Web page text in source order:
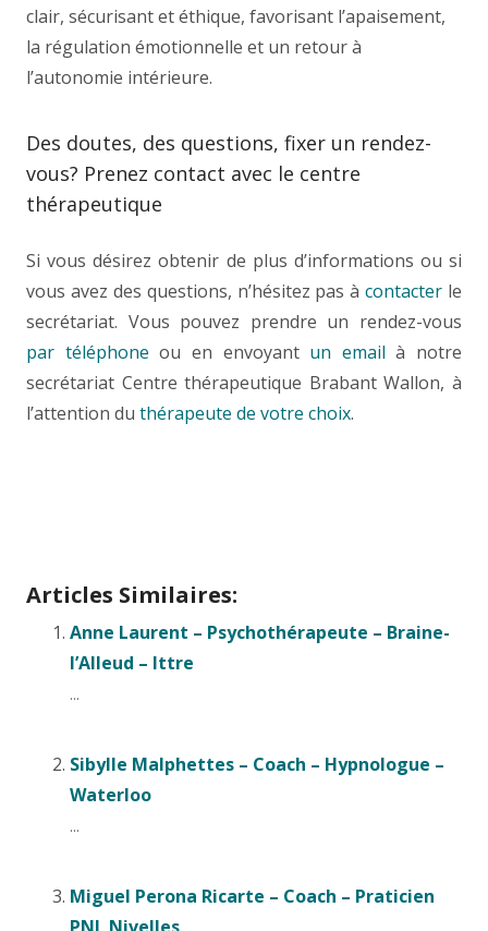
clair, sécurisant et éthique, favorisant l’apaisement,
la régulation émotionnelle et un retour à
l’autonomie intérieure.
Des doutes, des questions, fixer un rendez-
vous? Prenez contact avec le centre
thérapeutique
Si vous désirez obtenir de plus d’informations ou si
vous avez des questions, n’hésitez pas àcontacter le
secrétariat. Vous pouvez prendre un rendez-vous
par téléphone ou en envoyantun email à notre
secrétariat Centre thérapeutique Brabant Wallon, à
l’attention du thérapeute de votre choix.
Articles Similaires:
Anne Laurent – Psychothérapeute – Braine-
l’Alleud – Ittre
...
Sibylle Malphettes – Coach – Hypnologue –
Waterloo
...
Miguel Perona Ricarte – Coach – Praticien